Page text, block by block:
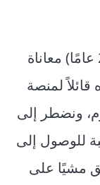
يصف الشاب أشرف عبد الكريم (22 عامًا) معاناة
لمنصة
ونضطر إلى
للوصول إلى
مشيًا على